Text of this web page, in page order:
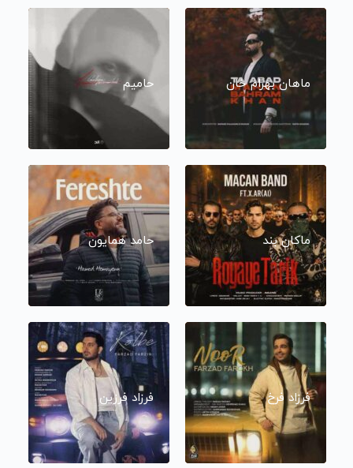
ماهان بهرام خان حامیم
ماکان بند حامد همایون
فرزاد فرخ فرزاد فرزین